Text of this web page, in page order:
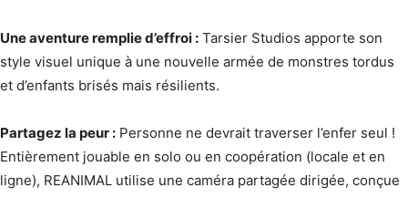
Une aventure remplie d’effroi : Tarsier Studios apporte son
style visuel unique à une nouvelle armée de monstres tordus
et d’enfants brisés mais résilients.
Partagez la peur : Personne ne devrait traverser l’enfer seul !
Entièrement jouable en solo ou en coopération (locale et en
ligne), REANIMAL utilise une caméra partagée dirigée, conçue